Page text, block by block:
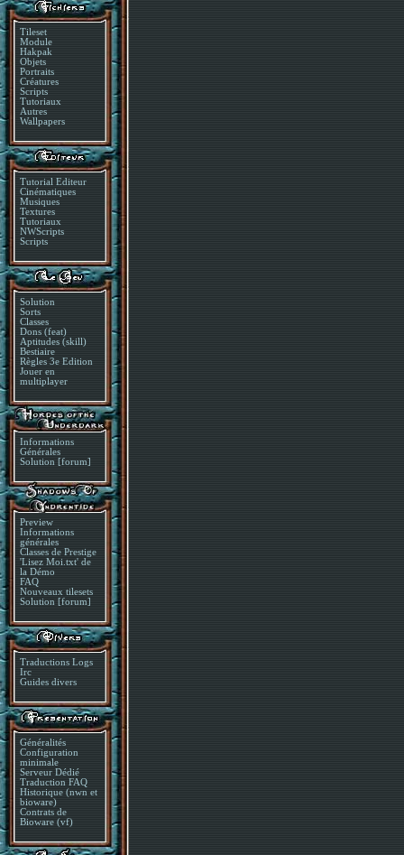
Tileset
Module
Hakpak
Objets
Portraits
Créatures
Scripts
Tutoriaux
Autres
Wallpapers
Tutorial Editeur
Cinématiques
Musiques
Textures
Tutoriaux
NWScripts
Scripts
Solution
Sorts
Classes
Dons (feat)
Aptitudes (skill)
Bestiaire
Règles 3e Edition
Jouer en
multiplayer
Informations
Générales
Solution [forum]
Preview
Informations
générales
Classes de Prestige
'Lisez Moi.txt' de
la Démo
FAQ
Nouveaux tilesets
Solution [forum]
Traductions Logs
Irc
Guides divers
Généralités
Configuration
minimale
Serveur Dédié
Traduction FAQ
Historique (nwn et
bioware)
Contrats de
Bioware (vf)